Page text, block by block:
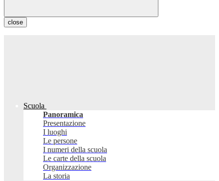
close
Scuola
Panoramica
Presentazione
I luoghi
Le persone
I numeri della scuola
Le carte della scuola
Organizzazione
La storia